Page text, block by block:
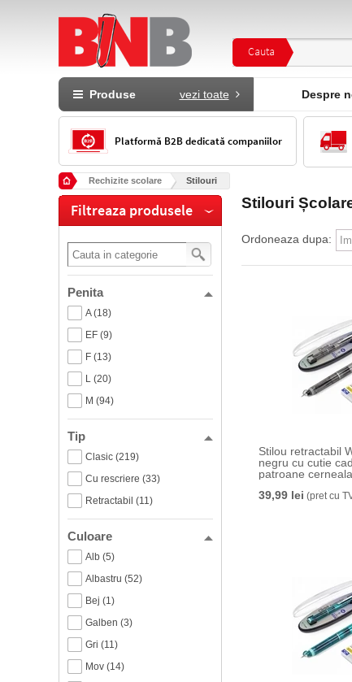
Cauta
Produse vezi toate Despre
Platformă B2B dedicată companiilor
Rechizite scolare Stilouri
Filtreaza produsele
Penita
A (18)
EF (9)
F (13)
L (20)
M (94)
Tip
Clasic (219)
Cu rescriere (33)
Retractabil (11)
Culoare
Alb (5)
Albastru (52)
Bej (1)
Galben (3)
Gri (11)
Mov (14)
Stilouri
Ordoneaza dupa:
Stilou retractabil
negru cu cutie
patroane
39,99 lei (pret cu